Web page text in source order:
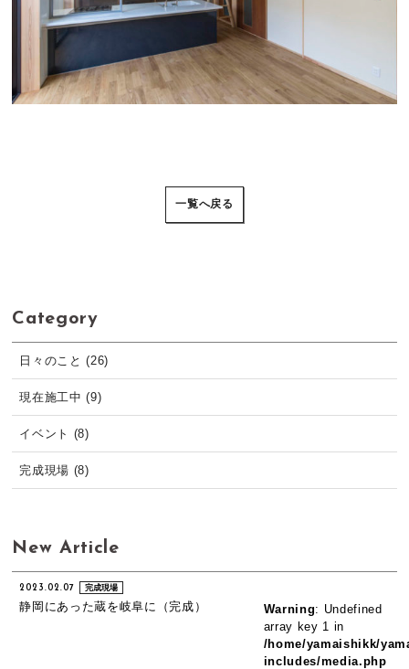
一覧へ戻る
Category
日々のこと (26)
現在施工中 (9)
イベント (8)
完成現場 (8)
New Article
Warning: Undefined
array key 1 in
/home/yamaishikk/
includes/media.php
2023.02.07 完成現場
静岡にあった蔵を岐阜に（完成）